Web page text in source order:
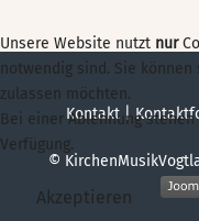
Kontakt|
©
Unsere Website nutzt nur
notwendig sind. Sie
zulassen möchten.
Bei einer Ablehnung
Verfügung.
Akzeptieren